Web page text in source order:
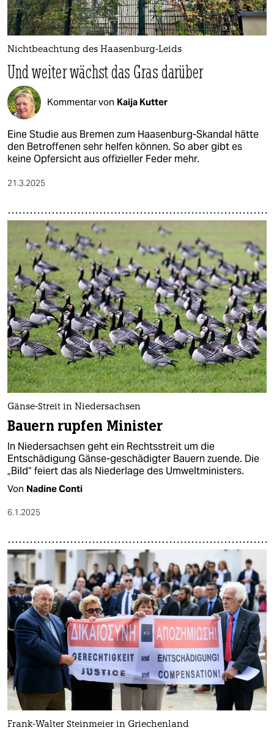
Nichtbeachtung des Haasenburg-Leids
Und weiter wächst das Gras darüber
Kommentar von Kaija Kutter
Eine Studie aus Bremen zum Haasenburg-Skandal hätte
den Betroffenen sehr helfen können. So aber gibt es
keine Opfersicht aus offizieller Feder mehr.
21.3.2025
Gänse-Streit in Niedersachsen
Bauern rupfen Minister
In Niedersachsen geht ein Rechtsstreit um die
Entschädigung Gänse-geschädigter Bauern zuende. Die
„Bild“ feiert das als Niederlage des Umweltministers.
Von Nadine Conti
6.1.2025
Frank-Walter Steinmeier in Griechenland